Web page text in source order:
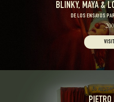
BLINKY, MAYA &
DE LOS ENSAYOS